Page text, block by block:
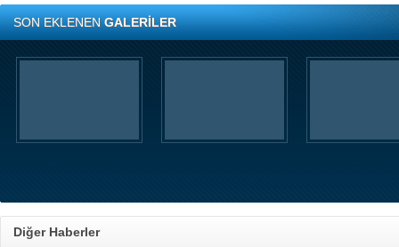
SON EKLENENGALERİLER
Diğer Haberler